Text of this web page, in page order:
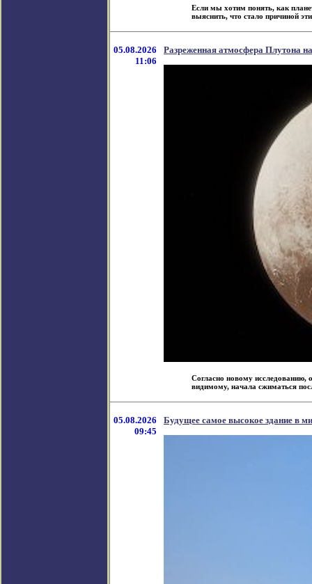
Если мы хотим понять, как
выяснить, что стало причиной
05.08.2026
11:06
Разреженная атмосфера Плутона
Согласно новому исследованию,
видимому, начала сжиматься
05.08.2026
09:45
Будущее самое высокое здание в